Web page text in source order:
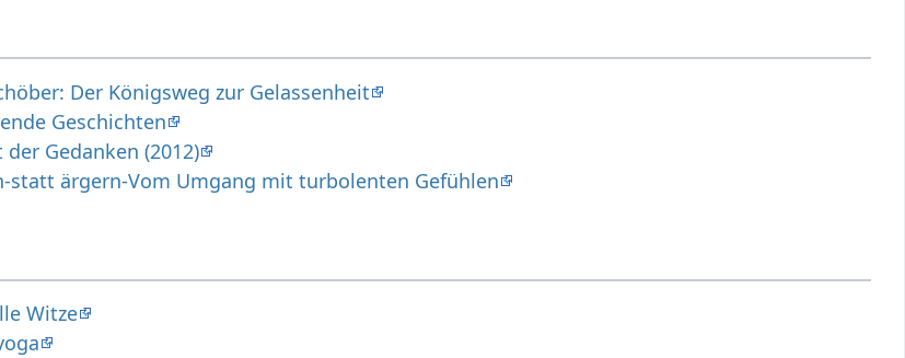
Der Königsweg zur Gelassenheit
Geschichten
Gedanken (2012)
statt ärgern-Vom Umgang mit turbolenten Gefühlen
Witze